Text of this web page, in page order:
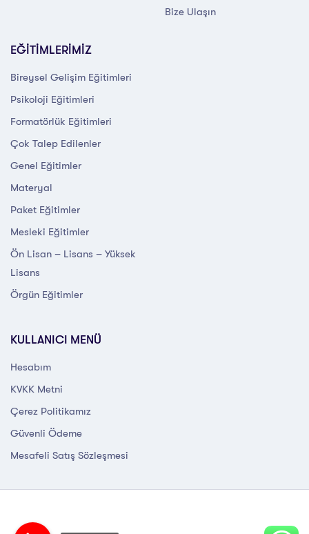
Bize Ulaşın
EĞİTİMLERİMİZ
Bireysel Gelişim Eğitimleri
Psikoloji Eğitimleri
Formatörlük Eğitimleri
Çok Talep Edilenler
Genel Eğitimler
Materyal
Paket Eğitimler
Mesleki Eğitimler
Ön Lisan – Lisans – Yüksek
Lisans
Örgün Eğitimler
KULLANICI MENÜ
Hesabım
KVKK Metni
Çerez Politikamız
Güvenli Ödeme
Mesafeli Satış Sözleşmesi